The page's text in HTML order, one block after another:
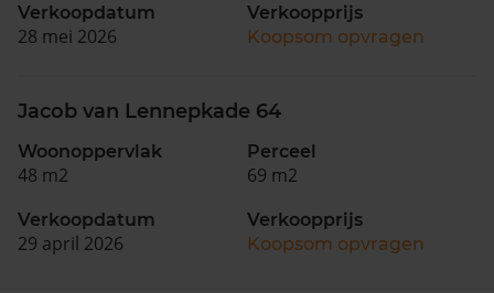
Verkoopdatum
28 mei 2026
Verkoopprijs
Koopsom opvragen
Jacob van Lennepkade 64
Woonoppervlak
48 m2
Perceel
69 m2
Verkoopdatum
29 april 2026
Verkoopprijs
Koopsom opvragen